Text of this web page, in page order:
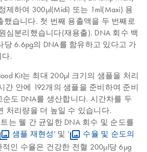
제하여 300µl(Midi) 또는 1ml(Maxi) 용
했습니다. 첫 번째 용출액을 두 번째로
심분리했습니다(재용출). DNA 회수 백
당 6.6pg의 DNA를 함유하고 있다고 가
다.
Kit는 최대 200µl 크기의 샘플을 처리
간 안에 192개의 샘플을 준비하여 준비
도 DNA를 생산합니다. 시간차를 두
처리량을 더 높일 수 있습니다.
는 웰 간 균일한 DNA 회수 및 순도를
샘플 재현성 ' 및 '
수율 및 순도의
적인 수율은 건강한 전혈 200μl당 6μg